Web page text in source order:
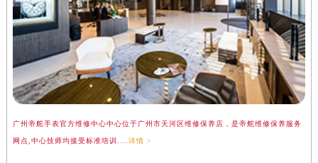
广州帝舵手表官方维修中心中心位于广州市天河区维修保养店，是帝舵维修保养服务
网点,中心技师均接受标准培训.... 详情 >